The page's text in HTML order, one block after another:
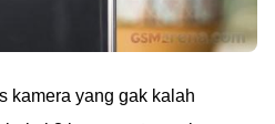
kamera yang gak kalah